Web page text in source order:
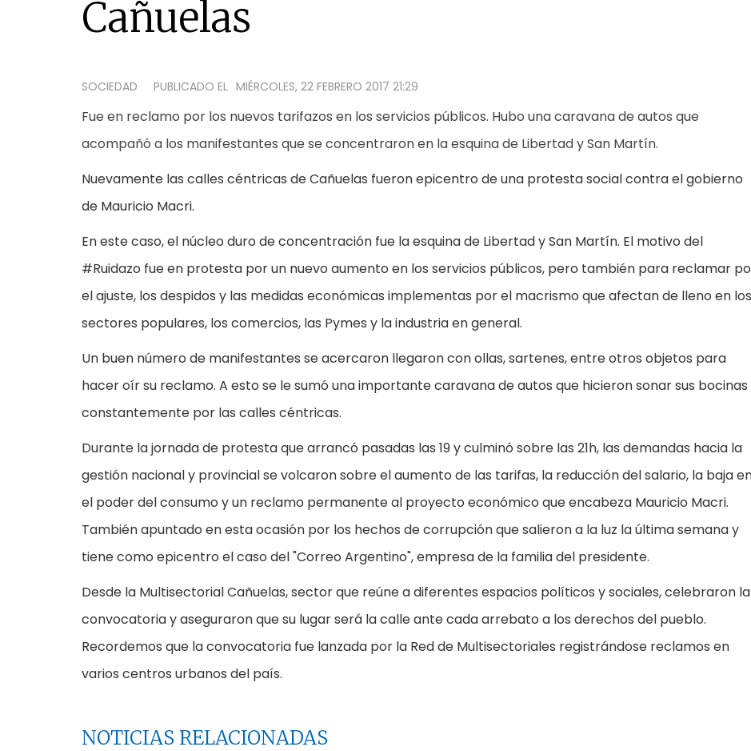
Cañuelas
SOCIEDAD PUBLICADO EL MIÉRCOLES, 22 FEBRERO 2017 21:29
Fue en reclamo por los nuevos tarifazos en los servicios públicos. Hubo una caravana de autos que
acompañó a los manifestantes que se concentraron en la esquina de Libertad y San Martín.
Nuevamente las calles céntricas de Cañuelas fueron epicentro de una protesta social contra el gobierno
de Mauricio Macri.
En este caso, el núcleo duro de concentración fue la esquina de Libertad y San Martín. El motivo del
#Ruidazo fue en protesta por un nuevo aumento en los servicios públicos, pero también para reclamar
el ajuste, los despidos y las medidas económicas implementas por el macrismo que afectan de lleno en los
sectores populares, los comercios, las Pymes y la industria en general.
Un buen número de manifestantes se acercaron llegaron con ollas, sartenes, entre otros objetos para
hacer oír su reclamo. A esto se le sumó una importante caravana de autos que hicieron sonar sus bocinas
constantemente por las calles céntricas.
Durante la jornada de protesta que arrancó pasadas las 19 y culminó sobre las 21h, las demandas hacia la
gestión nacional y provincial se volcaron sobre el aumento de las tarifas, la reducción del salario, la baja
el poder del consumo y un reclamo permanente al proyecto económico que encabeza Mauricio Macri.
También apuntado en esta ocasión por los hechos de corrupción que salieron a la luz la última semana y
tiene como epicentro el caso del "Correo Argentino", empresa de la familia del presidente.
Desde la Multisectorial Cañuelas, sector que reúne a diferentes espacios políticos y sociales, celebraron la
convocatoria y aseguraron que su lugar será la calle ante cada arrebato a los derechos del pueblo.
Recordemos que la convocatoria fue lanzada por la Red de Multisectoriales registrándose reclamos en
varios centros urbanos del país.
NOTICIAS RELACIONADAS